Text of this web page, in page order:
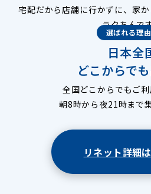
宅配だから店舗に行かずに、家
ラクちんで
選ばれる理
日本全
どこからで
全国どこからでもご利
朝8時から夜21時まで
リネット詳細